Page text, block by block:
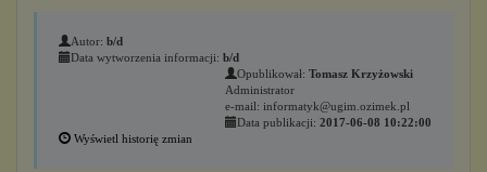
Autor: b/d
Data wytworzenia informacji: b/d
Opublikował: Tomasz Krzyżowski
Administrator
e-mail: informatyk@ugim.ozimek.pl
Data publikacji: 2017-06-08 10:22:00
Wyświetl historię zmian